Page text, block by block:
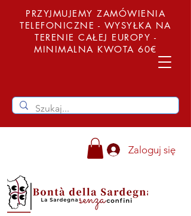
PRZYJMUJEMY ZAMÓWIENIA
TELEFONICZNE - WYSYŁKA NA
TERENIE CAŁEJ EUROPY -
MINIMALNA KWOTA 60€
Zaloguj się